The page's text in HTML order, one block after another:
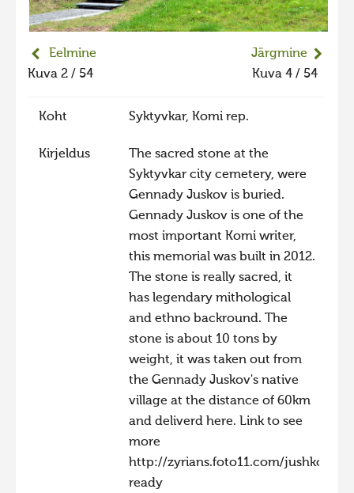
Liikuvad kuvad 2025
Hiite kuvavõistlus 2024 lisa
Hiite kuvavõistlus 2023 lisa
Liikuvad kuvad 2023
Hiite kuvavõistlus 2022
Hiite kuvavõistlus 2022 lisa
Hiite kuvavõistlus 2021
Hiite kuvavõistlus 2021 lisa
Hiite kuvavõistlus 2020
Hiite kuvavõistlus 2020 lisa
Hiite kuvavõistlus 2019
Hiite kuvavõistlus 2018
Eelmine
Kuva 2 / 54
Järgmine
Kuva 4 / 54
Koht Syktyvkar, Komi rep.
Kirjeldus
The sacred stone at the
Syktyvkar city cemetery, were
Gennady Juskov is buried.
Gennady Juskov is one of the
most important Komi writer,
this memorial was built in 2012.
The stone is really sacred, it
has legendary mithological
and ethno backround. The
stone is about 10 tons by
weight, it was taken out from
the Gennady Juskov's native
village at the distance of 60km
and deliverd here. Link to see
more
http://zyrians.foto11.com/
ready